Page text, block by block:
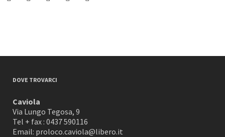
DOVE TROVARCI
Caviola
Via Lungo Tegosa, 9
Tel + fax : 0437 590116
Email: proloco.caviola@libero.it